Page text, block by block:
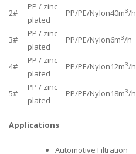
2#
PP / zinc
plated
PP/PE/Nylon40m3/h
3#
PP / zinc
plated
PP/PE/Nylon6m3/h
4#
PP / zinc
plated
PP/PE/Nylon12m3/h
5#
PP / zinc
plated
PP/PE/Nylon18m3/h
Applications
Automotive Filtration